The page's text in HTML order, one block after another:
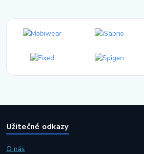
Užitečné odkazy
O nás